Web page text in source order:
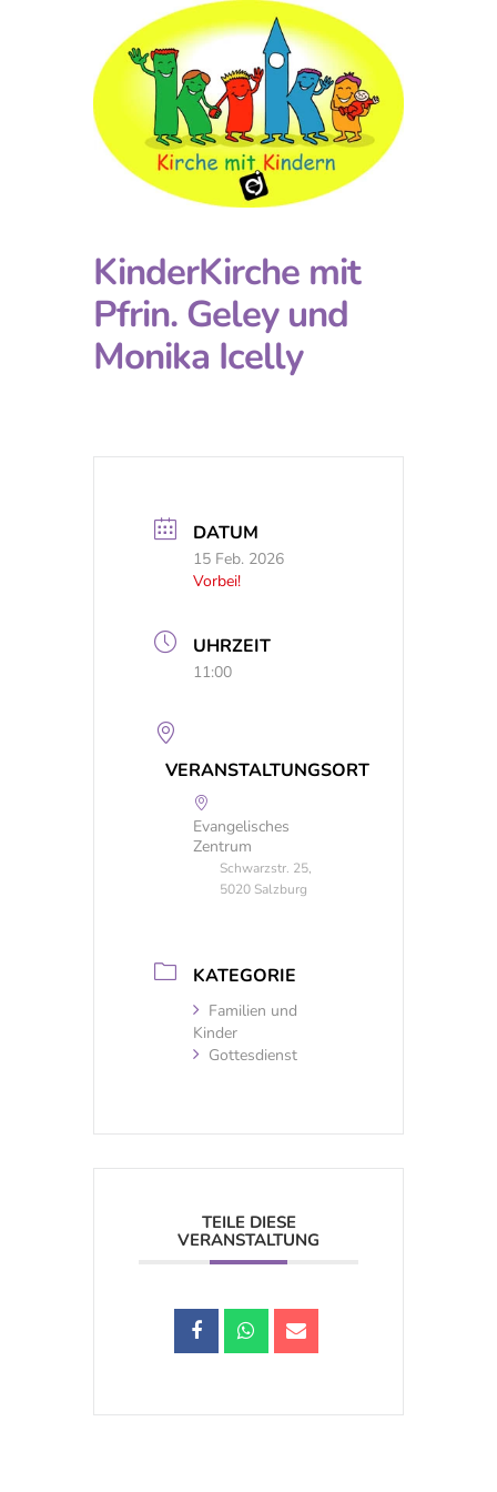
KinderKirche mit
Pfrin. Geley und
Monika Icelly
DATUM
15 Feb. 2026
Vorbei!
UHRZEIT
11:00
VERANSTALTUNGSORT
Evangelisches
Zentrum
Schwarzstr. 25,
5020 Salzburg
KATEGORIE
Familien und
Kinder
Gottesdienst
TEILE DIESE
VERANSTALTUNG